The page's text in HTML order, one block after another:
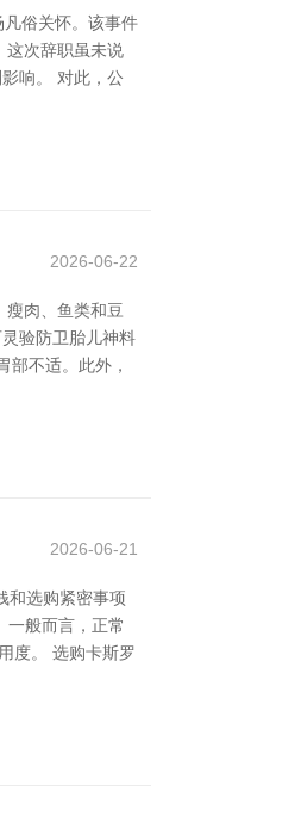
俗关怀。该事件
这次辞职虽未说
响。 对此，公
2026-06-22
瘦肉、鱼类和豆
验防卫胎儿神料
不适。此外，
2026-06-21
和选购紧密事项
一般而言，正常
度。 选购卡斯罗